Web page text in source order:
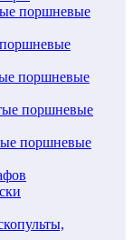
поршневые
поршневые
поршневые
поршневые